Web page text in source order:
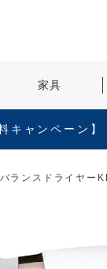
家具
キャンペーン】
ランスドライヤー